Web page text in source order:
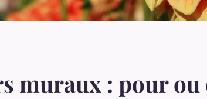
muraux : pour ou